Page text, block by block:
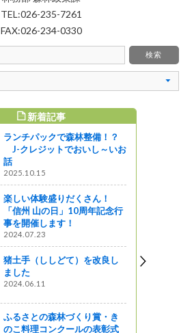
TEL:026-235-7261
FAX:026-234-0330
新着記事
ランチパックで森林整備！？
J-クレジットでおいし～いお
話
2025.10.15
楽しい体験盛りだくさん！
「信州 山の日」10周年記念行
事を開催します！
2024.07.23
猪土手（ししどて）を改良し
ました
2024.06.11
ふるさとの森林づくり賞・き
のこ料理コンクールの表彰式